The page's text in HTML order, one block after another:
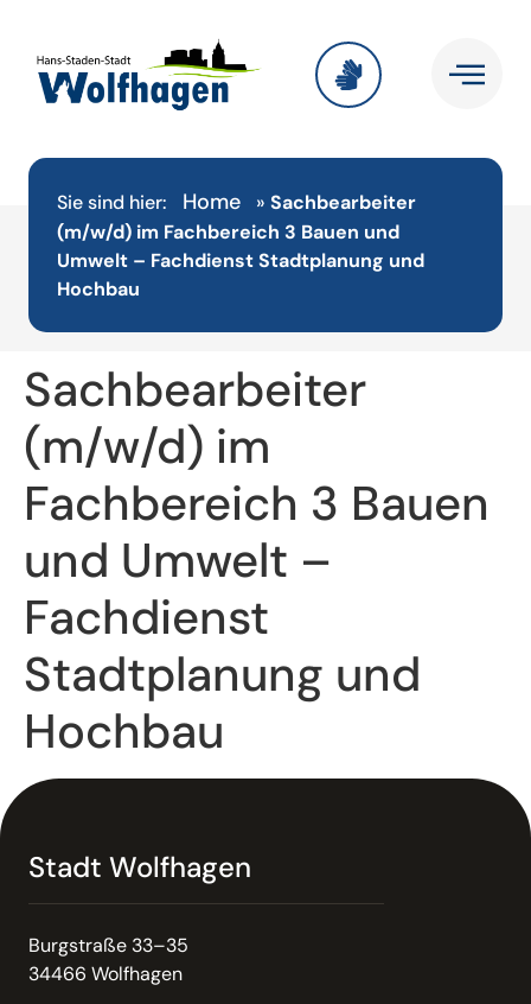
Sie sind hier: Home » Sachbearbeiter
(m/w/d) im Fachbereich 3 Bauen und
Umwelt – Fachdienst Stadtplanung und
Hochbau
Sachbearbeiter
(m/w/d) im
Fachbereich 3 Bauen
und Umwelt –
Fachdienst
Stadtplanung und
Hochbau
Stadt Wolfhagen
Burgstraße 33–35
34466 Wolfhagen